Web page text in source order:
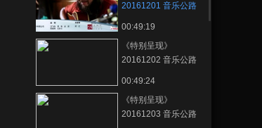
20161201 音乐公路
00:49:19
《特别呈现》
20161202 音乐公路
00:49:24
《特别呈现》
20161203 音乐公路